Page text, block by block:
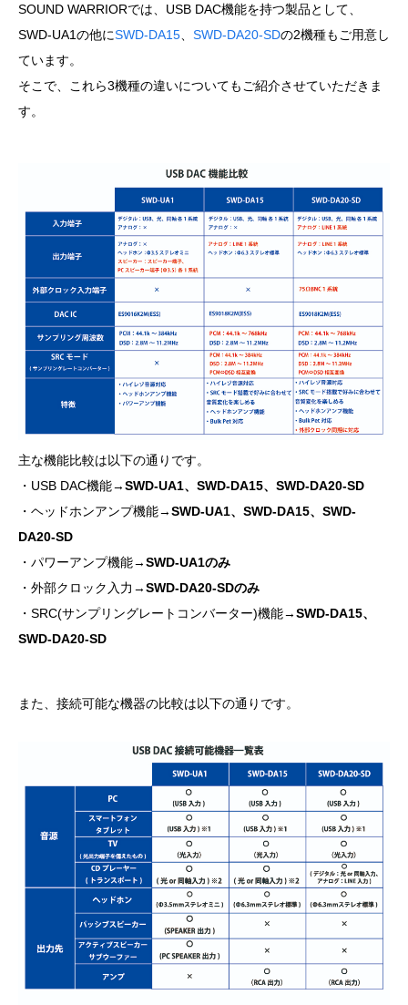
SOUND WARRIORでは、USB DAC機能を持つ製品として、
SWD-UA1の他にSWD-DA15 SWD-DA20-SDの2機種もご用意し
ています。
そこで、これら3機種の違いについてもご紹介させていただきま
す。
主な機能比較は以下の通りです。
・USB DAC機能→SWD-UA1、SWD-DA15、SWD-DA20-SD
・ヘッドホンアンプ機能→SWD-UA1、SWD-DA15、SWD-
DA20-SD
・パワーアンプ機能→SWD-UA1のみ
・外部クロック入力→SWD-DA20-SDのみ
・SRC(サンプリングレートコンバーター)機能→SWD-DA15、
SWD-DA20-SD
また、接続可能な機器の比較は以下の通りです。